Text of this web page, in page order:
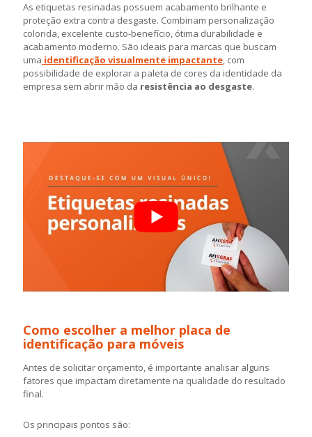
As etiquetas resinadas possuem acabamento brilhante e
proteção extra contra desgaste. Combinam personalização
colorida, excelente custo-benefício, ótima durabilidade e
acabamento moderno. São ideais para marcas que buscam
uma identificação visualmente impactante, com
possibilidade de explorar a paleta de cores da identidade da
empresa sem abrir mão da resistência ao desgaste.
Como escolher a melhor placa de
identificação para móveis
Antes de solicitar orçamento, é importante analisar alguns
fatores que impactam diretamente na qualidade do resultado
final.
Os principais pontos são: